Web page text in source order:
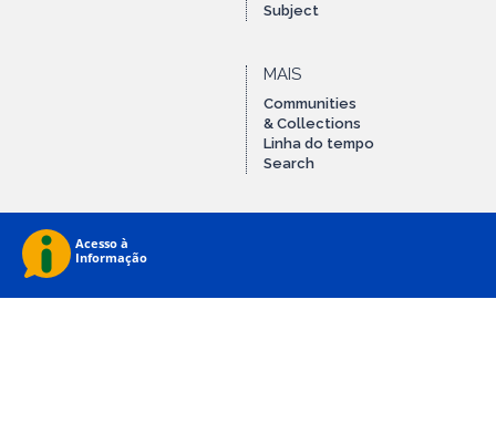
Subject
MAIS
Communities
& Collections
Linha do tempo
Search